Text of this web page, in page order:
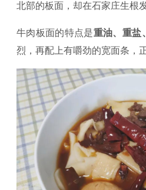
北部的板面，却在石家庄生根
牛肉板面的特点是重油、重盐
烈，再配上有嚼劲的宽面条，